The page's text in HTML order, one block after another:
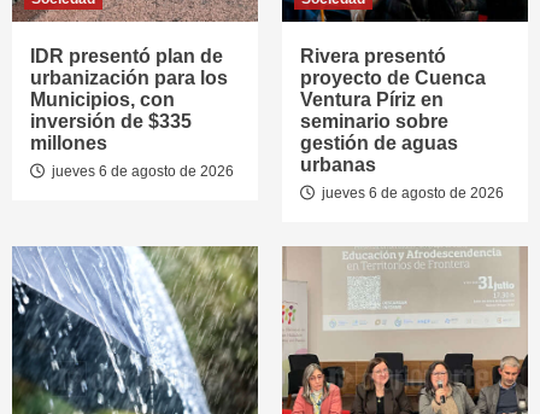
IDR presentó plan de
urbanización para los
Municipios, con
inversión de $335
millones
jueves 6 de agosto de 2026
Rivera presentó
proyecto de Cuenca
Ventura Píriz en
seminario sobre
gestión de aguas
urbanas
jueves 6 de agosto de 2026